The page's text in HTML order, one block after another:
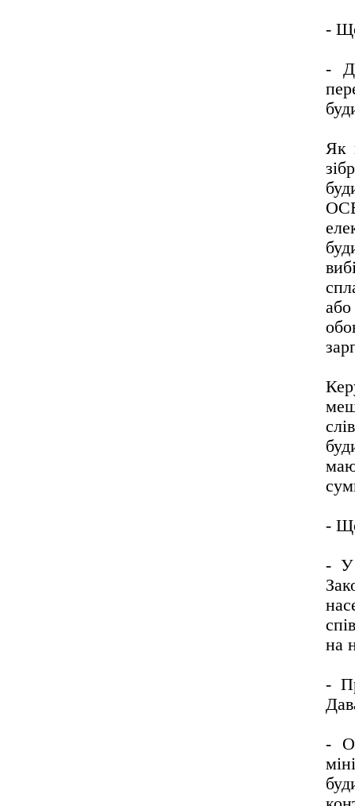
-
-
Як
-
- У
на
-
-